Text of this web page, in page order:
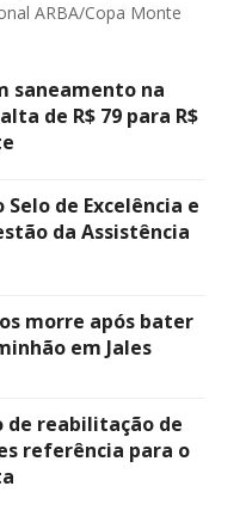
ARBA/Copa Monte
saneamento na
de R$ 79 para R$
de Excelência e
da Assistência
morre após bater
em Jales
de reabilitação de
referência para o